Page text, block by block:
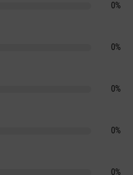
0%
0%
0%
0%
0%